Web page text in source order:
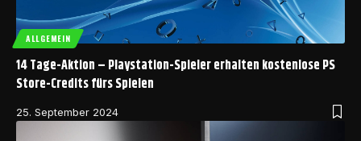
ALLGEMEIN
14 Tage-Aktion – Playstation-Spieler erhalten kostenlose PS
Store-Credits fürs Spielen
25. September 2024